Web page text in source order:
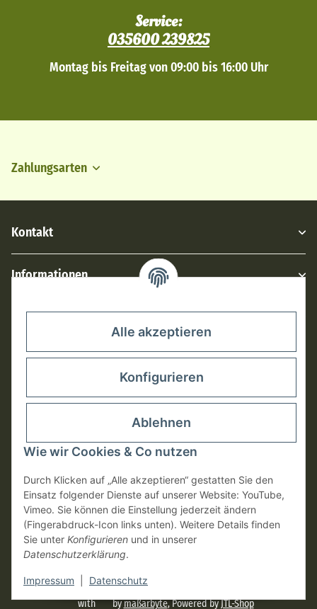
Alle akzeptieren
Konfigurieren
Ablehnen
Wie wir Cookies & Co nutzen
Durch Klicken auf „Alle akzeptieren“ gestatten Sie den
Einsatz folgender Dienste auf unserer Website: YouTube,
Vimeo. Sie können die Einstellung jederzeit ändern
(Fingerabdruck-Icon links unten). Weitere Details finden
Sie unter Konfigurieren und in unserer
Datenschutzerklärung.
Impressum Datenschutz
Service:
035600 239825
Montag bis Freitag von 09:00 bis 16:00 Uhr
Zahlungsarten
Kontakt
Informationen
Rechtliches
Vertrag widerrufen
* Alle Preise inkl. gesetzlicher USt., zzgl.
with bymaßarbyte, Powered byJTL-Shop